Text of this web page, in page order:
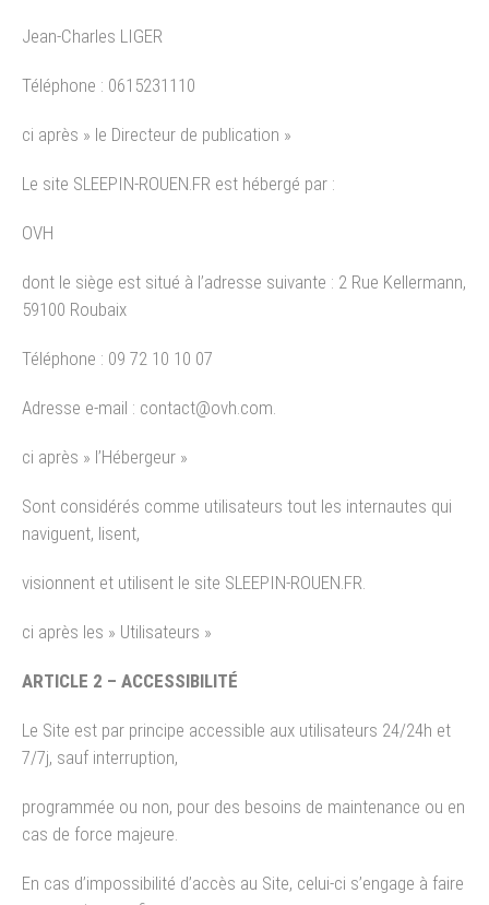
Jean-Charles LIGER
Téléphone : 0615231110
ci après » le Directeur de publication »
Le site SLEEPIN-ROUEN.FR est hébergé par :
OVH
dont le siège est situé à l’adresse suivante : 2 Rue Kellermann,
59100 Roubaix
Téléphone : 09 72 10 10 07
Adresse e-mail : contact@ovh.com.
ci après » l’Hébergeur »
Sont considérés comme utilisateurs tout les internautes qui
naviguent, lisent,
visionnent et utilisent le site SLEEPIN-ROUEN.FR.
ci après les » Utilisateurs »
ARTICLE 2 – ACCESSIBILITÉ
Le Site est par principe accessible aux utilisateurs 24/24h et
7/7j, sauf interruption,
programmée ou non, pour des besoins de maintenance ou en
cas de force majeure.
En cas d’impossibilité d’accès au Site, celui-ci s’engage à faire